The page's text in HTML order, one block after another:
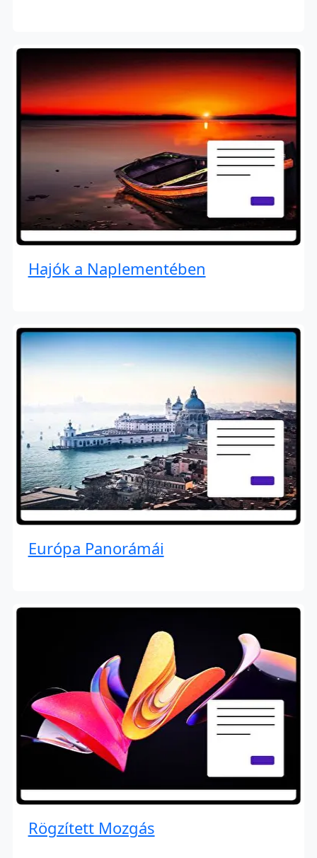
Hajók a Naplementében
Európa Panorámái
Rögzített Mozgás